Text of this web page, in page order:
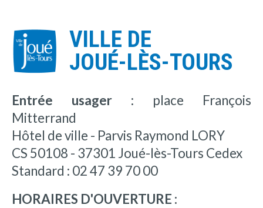
VILLE DE
JOUÉ-LÈS-TOURS
Entrée usager : place François
Mitterrand
Hôtel de ville - Parvis Raymond LORY
CS 50108 - 37301 Joué-lès-Tours Cedex
Standard : 02 47 39 70 00
HORAIRES D'OUVERTURE :